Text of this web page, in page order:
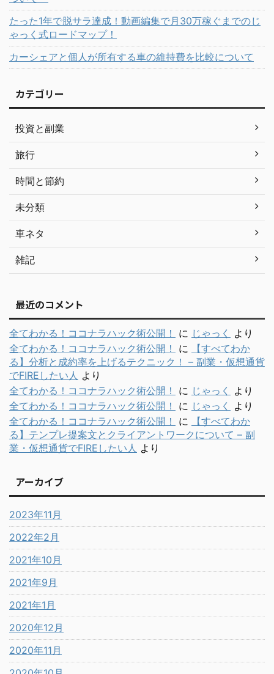
たった1年で脱サラ達成！動画編集で月30万稼ぐまでのじ
ゃっく式ロードマップ！
カーシェアと個人が所有する車の維持費を比較について
カテゴリー
投資と副業
旅行
時間と節約
未分類
車ネタ
雑記
最近のコメント
全てわかる！ココナラハック術公開！ に じゃっく
より
全てわかる！ココナラハック術公開！
に
【すべてわか
る】分析と成約率を上げるテクニック！ – 副業・仮想通貨
でFIREしたい人 より
全てわかる！ココナラハック術公開！
に じゃっく
より
全てわかる！ココナラハック術公開！
に じゃっく
より
全てわかる！ココナラハック術公開！
に
【すべてわか
る】テンプレ提案文とクライアントワークについて – 副
業・仮想通貨でFIREしたい人 より
アーカイブ
2023年11月
2022年2月
2021年10月
2021年9月
2021年1月
2020年12月
2020年11月